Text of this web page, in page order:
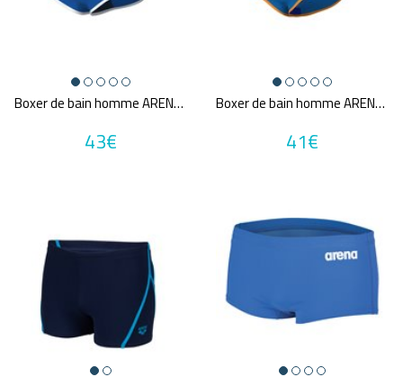
Boxer de bain homme ARENA MEN'S ARENA ICONS SWIM LOW WAIST SHORT SOLID
43€
Boxer de bain homme ARENA MEN'S ARENA ONE 12CM SWIM BRIEFS BIG LOGO
41€